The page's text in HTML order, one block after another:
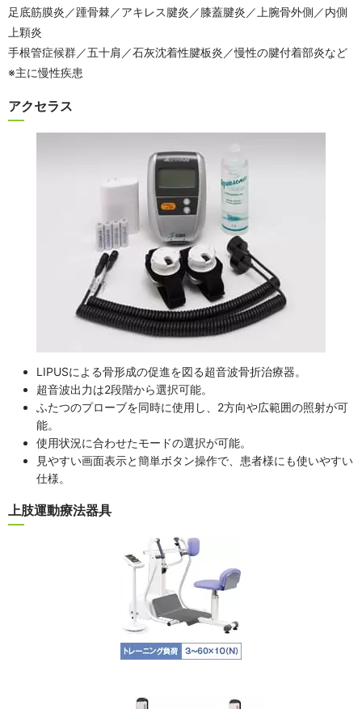
足底筋膜炎／踵骨棘／アキレス腱炎／膝蓋腱炎／上腕骨外側／内側
上顆炎
手根管症候群／五十肩／石灰沈着性腱板炎／慢性の腱付着部炎など
※主に慢性疾患
アクセラス
LIPUSによる骨形成の促進を図る超音波骨折治療器。
超音波出力は2段階から選択可能。
ふたつのプローブを同時に使用し、2方向や広範囲の照射が可
能。
使用状況に合わせたモードの選択が可能。
見やすい画面表示と簡単ボタン操作で、患者様にも使いやすい
仕様。
上肢運動療法器具